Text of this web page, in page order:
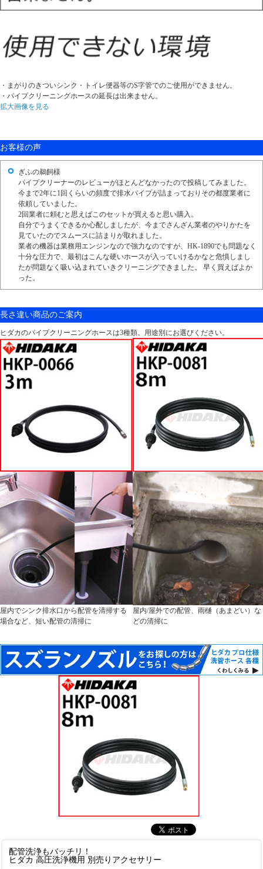
・まがりのきついシンク・トイレ便器等のS字管でのご使用ができません。
・パイプクリーニングホースの延長は出来ません。
拡大画像を見る
お客様の声
ぎふの鵜飼様
パイプクリーナーのレビューがほとんどなかったので投稿してみました。
今まで2年に1回くらいの頻度で排水パイプが詰まっておりその都度業者に
依頼していました。
2回業者に頼むと思えばこのセットが買えると思い購入。
自分でうまくできるか心配しましたが、今までさんざん業者のやりかたを
見ていたのでスムースに詰まりが取れました。
業者の機器は業務用エンジンなので強力なのですが、HK-1890でも問題なく
十分な圧力で、最初はこんな硬いホースが入っていけるかなと危惧しまし
たが問題なく吸い込まれていきクリーニングできました。 早く買えばよか
った。
長さ違い商品のご案内
ヒダカのパイプクリーニングホースは3種類。用途別にお選びください。
屋内でシンク排水口から配管を清掃する
場合など、短い配管の清掃に
屋内/屋外での配管、雨樋（あまどい）な
どの清掃に
配管洗浄もバッチリ！
ヒダカ 高圧洗浄機用 別売りアクセサリー